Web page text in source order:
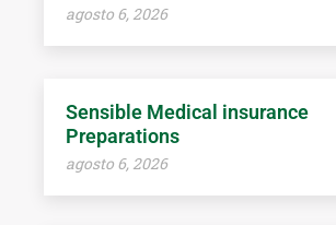
agosto 6, 2026
Sensible Medical insurance
Preparations
agosto 6, 2026